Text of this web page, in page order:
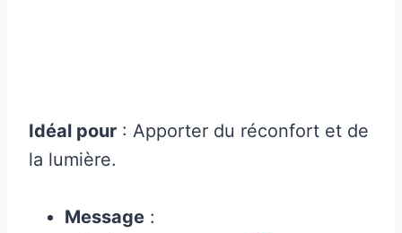
Idéal pour : Apporter du réconfort et de
la lumière.
Message :